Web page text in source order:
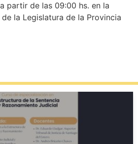
partir de las 09:00 hs. en la
la Legislatura de la Provincia